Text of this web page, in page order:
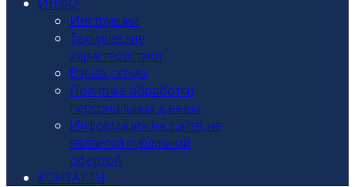
Инструкции
Технические
характеристики
Взрыв схемы
Политика обработки
персональных данных
Информация на сайте, не
является публичной
офертой
КОНТАКТЫ